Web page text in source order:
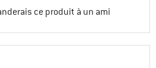
ce produit à un ami